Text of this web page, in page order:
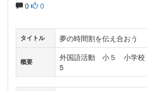
0 0
タイトル 夢の時間割を伝え合おう
概要
外国語活動 小５ 小学
5